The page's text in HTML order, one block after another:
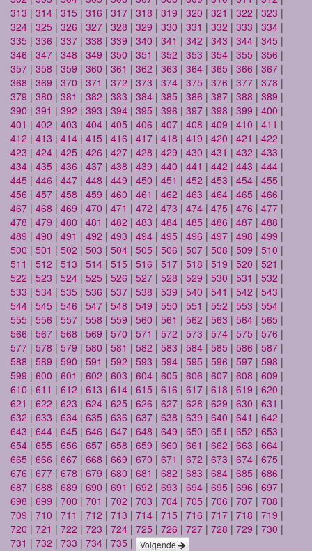
313 | 314 | 315 | 316 | 317 | 318 | 319 | 320 | 321 | 322 | 323 |
324 | 325 | 326 | 327 | 328 | 329 | 330 | 331 | 332 | 333 | 334 |
335 | 336 | 337 | 338 | 339 | 340 | 341 | 342 | 343 | 344 | 345 |
346 | 347 | 348 | 349 | 350 | 351 | 352 | 353 | 354 | 355 | 356 |
357 | 358 | 359 | 360 | 361 | 362 | 363 | 364 | 365 | 366 | 367 |
368 | 369 | 370 | 371 | 372 | 373 | 374 | 375 | 376 | 377 | 378 |
379 | 380 | 381 | 382 | 383 | 384 | 385 | 386 | 387 | 388 | 389 |
390 | 391 | 392 | 393 | 394 | 395 | 396 | 397 | 398 | 399 | 400 |
401 | 402 | 403 | 404 | 405 | 406 | 407 | 408 | 409 | 410 | 411 |
412 | 413 | 414 | 415 | 416 | 417 | 418 | 419 | 420 | 421 | 422 |
423 | 424 | 425 | 426 | 427 | 428 | 429 | 430 | 431 | 432 | 433 |
434 | 435 | 436 | 437 | 438 | 439 | 440 | 441 | 442 | 443 | 444 |
445 | 446 | 447 | 448 | 449 | 450 | 451 | 452 | 453 | 454 | 455 |
456 | 457 | 458 | 459 | 460 | 461 | 462 | 463 | 464 | 465 | 466 |
467 | 468 | 469 | 470 | 471 | 472 | 473 | 474 | 475 | 476 | 477 |
478 | 479 | 480 | 481 | 482 | 483 | 484 | 485 | 486 | 487 | 488 |
489 | 490 | 491 | 492 | 493 | 494 | 495 | 496 | 497 | 498 | 499 |
500 | 501 | 502 | 503 | 504 | 505 | 506 | 507 | 508 | 509 | 510 |
511 | 512 | 513 | 514 | 515 | 516 | 517 | 518 | 519 | 520 | 521 |
522 | 523 | 524 | 525 | 526 | 527 | 528 | 529 | 530 | 531 | 532 |
533 | 534 | 535 | 536 | 537 | 538 | 539 | 540 | 541 | 542 | 543 |
544 | 545 | 546 | 547 | 548 | 549 | 550 | 551 | 552 | 553 | 554 |
555 | 556 | 557 | 558 | 559 | 560 | 561 | 562 | 563 | 564 | 565 |
566 | 567 | 568 | 569 | 570 | 571 | 572 | 573 | 574 | 575 | 576 |
577 | 578 | 579 | 580 | 581 | 582 | 583 | 584 | 585 | 586 | 587 |
588 | 589 | 590 | 591 | 592 | 593 | 594 | 595 | 596 | 597 | 598 |
599 | 600 | 601 | 602 | 603 | 604 | 605 | 606 | 607 | 608 | 609 |
610 | 611 | 612 | 613 | 614 | 615 | 616 | 617 | 618 | 619 | 620 |
621 | 622 | 623 | 624 | 625 | 626 | 627 | 628 | 629 | 630 | 631 |
632 | 633 | 634 | 635 | 636 | 637 | 638 | 639 | 640 | 641 | 642 |
643 | 644 | 645 | 646 | 647 | 648 | 649 | 650 | 651 | 652 | 653 |
654 | 655 | 656 | 657 | 658 | 659 | 660 | 661 | 662 | 663 | 664 |
665 | 666 | 667 | 668 | 669 | 670 | 671 | 672 | 673 | 674 | 675 |
676 | 677 | 678 | 679 | 680 | 681 | 682 | 683 | 684 | 685 | 686 |
687 | 688 | 689 | 690 | 691 | 692 | 693 | 694 | 695 | 696 | 697 |
698 | 699 | 700 | 701 | 702 | 703 | 704 | 705 | 706 | 707 | 708 |
709 | 710 | 711 | 712 | 713 | 714 | 715 | 716 | 717 | 718 | 719 |
720 | 721 | 722 | 723 | 724 | 725 | 726 | 727 | 728 | 729 | 730 |
731 | 732 | 733 | 734 | 735 | Volgende